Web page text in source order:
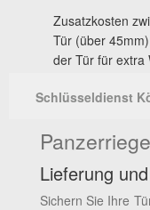
Zusatzkosten
Tür (über
der Tür für extra
Schlüsseldienst
Lieferung
Sichern Sie Ihre